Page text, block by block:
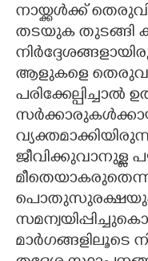
നായ്ക്കൾക്ക്
തടയുക തുടങ്ങി
ആളുകളെ
ജീവിക്കുവാനുള്ള
മാർഗങ്ങളിലൂടെ